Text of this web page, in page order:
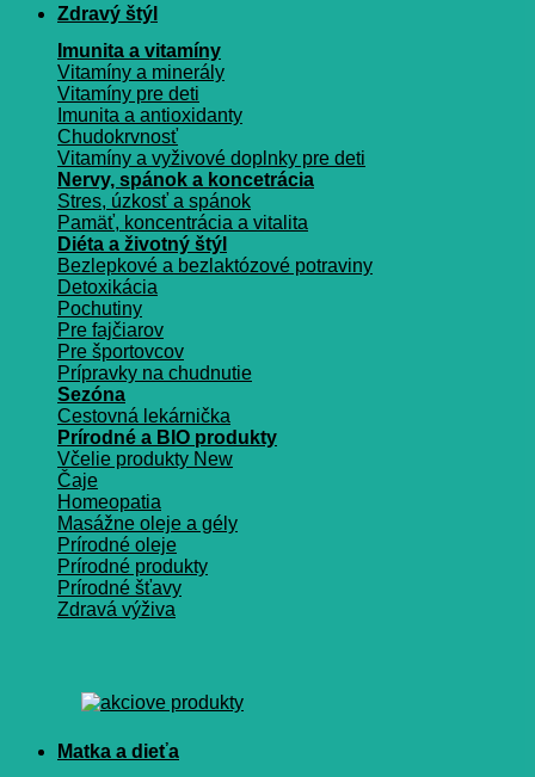
Zdravý štýl
Imunita a vitamíny
Vitamíny a minerály
Vitamíny pre deti
Imunita a antioxidanty
Chudokrvnosť
Vitamíny a vyživové doplnky pre deti
Nervy, spánok a koncetrácia
Stres, úzkosť a spánok
Pamäť, koncentrácia a vitalita
Diéta a životný štýl
Bezlepkové a bezlaktózové potraviny
Detoxikácia
Pochutiny
Pre fajčiarov
Pre športovcov
Prípravky na chudnutie
Sezóna
Cestovná lekárnička
Prírodné a BIO produkty
Včelie produkty
Čaje
Homeopatia
Masážne oleje a gély
Prírodné oleje
Prírodné produkty
Prírodné šťavy
Zdravá výživa
Matka a dieťa